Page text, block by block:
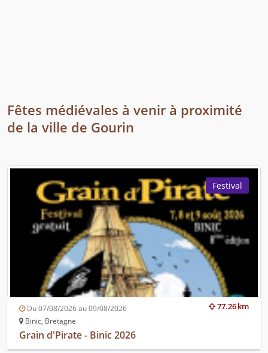
Fêtes médiévales à venir à proximité
de la ville de Gourin
Festival
77.26 km
Du 07/08/2026 au 09/08/2026
Binic, Bretagne
Grain d'Pirate - Binic 2026